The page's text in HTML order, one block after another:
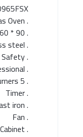
. Gas Oven
. 90 * 60 cm
. Color: Stainless steel
. Full Safety
. Professional
. 5 burners
. Timer
. Cast iron
. Fan
. Storage Cabinet